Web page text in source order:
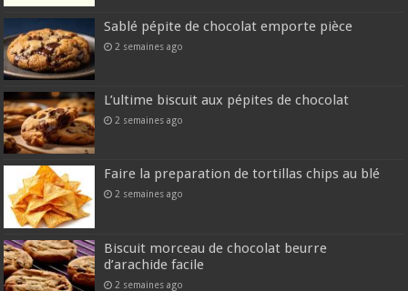
Sablé pépite de chocolat emporte pièce
2 semaines ago
L’ultime biscuit aux pépites de chocolat
2 semaines ago
Faire la preparation de tortillas chips au blé
2 semaines ago
Biscuit morceau de chocolat beurre
d’arachide facile
2 semaines ago